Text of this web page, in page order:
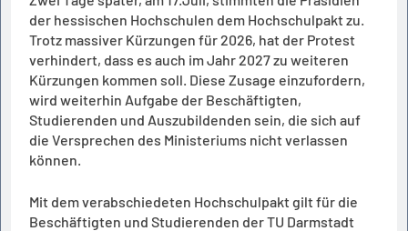
der hessischen Hochschulen dem Hochschulpakt zu.
Trotz massiver Kürzungen für 2026, hat der Protest
verhindert, dass es auch im Jahr 2027 zu weiteren
Kürzungen kommen soll. Diese Zusage einzufordern,
wird weiterhin Aufgabe der Beschäftigten,
Studierenden und Auszubildenden sein, die sich auf
die Versprechen des Ministeriums nicht verlassen
können.
Mit dem verabschiedeten Hochschulpakt gilt für die
Beschäftigten und Studierenden der TU Darmstadt